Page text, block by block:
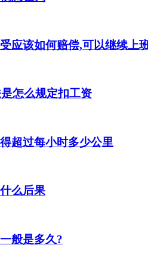
应该如何赔偿,可以继续上
怎么规定扣工资
超过每小时多少公里
么后果
般是多久?